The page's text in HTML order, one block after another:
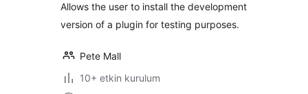
Allows the user to install the development
version of a plugin for testing purposes.
Pete Mall
10+ etkin kurulum